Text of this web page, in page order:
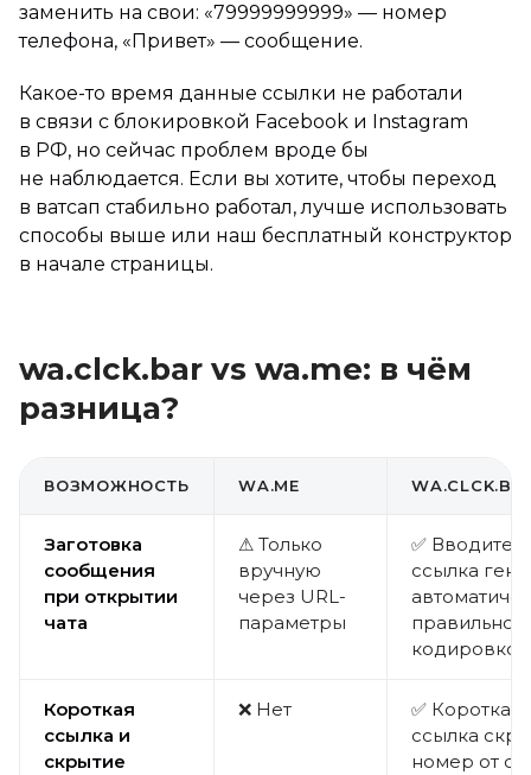
заменить на свои: «79999999999» — номер
телефона, «Привет» — сообщение.
Какое-то время данные ссылки не работали
в связи с блокировкой Facebook и Instagram
в РФ, но сейчас проблем вроде бы
не наблюдается. Если вы хотите, чтобы переход
в ватсап стабильно работал, лучше использовать
способы выше или наш бесплатный конструктор
в начале страницы.
wa.clck.bar vs wa.me: в чём
разница?
ВОЗМОЖНОСТЬ WA.ME
Заготовка
сообщения
при открытии
чата
⚠ Только
вручную
через URL-
параметры
✅ Вводите
ссылка
правильной
кодировкой
Короткая
ссылка и
скрытие
❌ Нет
✅ Короткая
ссылка
номер от